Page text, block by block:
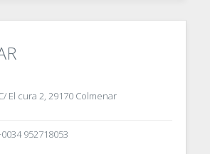
El cura 2, 29170 Colmenar
952718053